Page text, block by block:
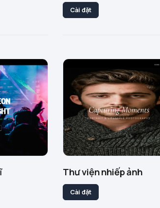
Cài đặt
Thư viện nhiếp ảnh
Cài đặt